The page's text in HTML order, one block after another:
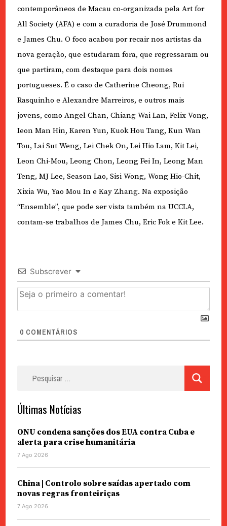
contemporâneos de Macau co-organizada pela Art for
All Society (AFA) e com a curadoria de José Drummond
e James Chu. O foco acabou por recair nos artistas da
nova geração, que estudaram fora, que regressaram ou
que partiram, com destaque para dois nomes
portugueses. É o caso de Catherine Cheong, Rui
Rasquinho e Alexandre Marreiros, e outros mais
jovens, como Angel Chan, Chiang Wai Lan, Felix Vong,
Ieon Man Hin, Karen Yun, Kuok Hou Tang, Kun Wan
Tou, Lai Sut Weng, Lei Chek On, Lei Hio Lam, Kit Lei,
Leon Chi-Mou, Leong Chon, Leong Fei In, Leong Man
Teng, MJ Lee, Season Lao, Sisi Wong, Wong Hio-Chit,
Xixia Wu, Yao Mou In e Kay Zhang. Na exposição
“Ensemble”, que pode ser vista também na UCCLA,
contam-se trabalhos de James Chu, Eric Fok e Kit Lee.
Subscrever
0 COMENTÁRIOS
Últimas Notícias
ONU condena sanções dos EUA contra Cuba e
alerta para crise humanitária
7 Ago 2026
China | Controlo sobre saídas apertado com
novas regras fronteiriças
7 Ago 2026